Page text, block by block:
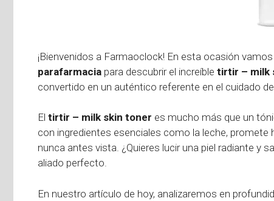
¡Bienvenidos a Farmaoclock! En esta ocasión
parafarmacia para descubrir el increíble tirtir – milk
convertido en un auténtico referente en el cuidado
El tirtir – milk skin toner es mucho más que un
con ingredientes esenciales como la leche, promete
nunca antes vista. ¿Quieres lucir una piel radiante y
aliado perfecto.
En nuestro artículo de hoy, analizaremos en